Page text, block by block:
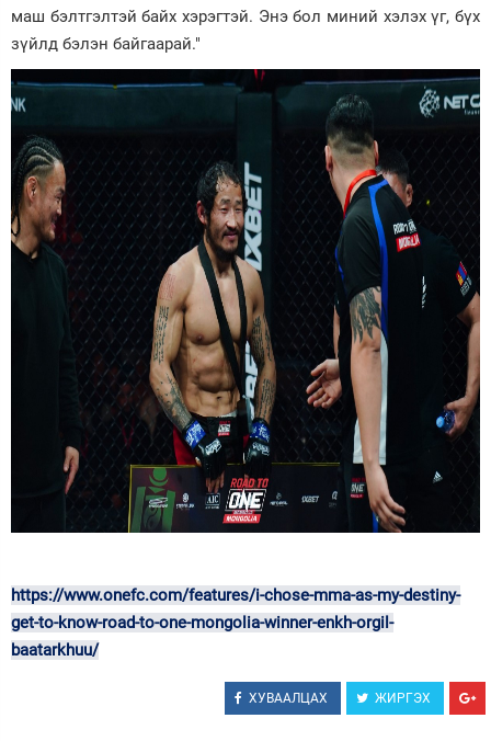
маш бэлтгэлтэй байх хэрэгтэй. Энэ бол миний хэлэх үг, бүх
зүйлд бэлэн байгаарай."
https://www.onefc.com/features/i-chose-mma-as-my-destiny-
get-to-know-road-to-one-mongolia-winner-enkh-orgil-
baatarkhuu/
ХУВААЛЦАХ ЖИРГЭХ